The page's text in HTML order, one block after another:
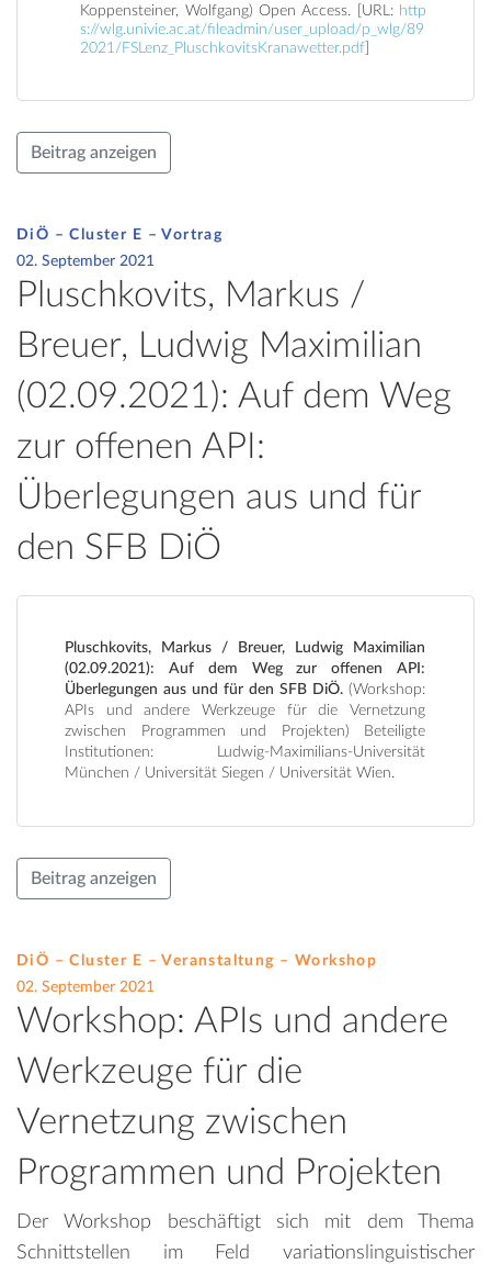
Koppensteiner, Wolfgang) Open Access. [URL: http
s://wlg.univie.ac.at/fileadmin/user_upload/p_wlg/89
2021/FSLenz_PluschkovitsKranawetter.pdf
Beitrag anzeigen
DiÖ – Cluster E – Vortrag
02. September 2021
Pluschkovits, Markus /
Breuer, Ludwig Maximilian
(02.09.2021): Auf dem Weg
zur offenen API:
Überlegungen aus und für
den SFB DiÖ
Pluschkovits, Markus / Breuer, Ludwig Maximilian
(02.09.2021): Auf dem Weg zur offenen API:
Überlegungen aus und für den SFB DiÖ. (Workshop:
APIs und andere Werkzeuge für die Vernetzung
zwischen Programmen und Projekten) Beteiligte
Institutionen: Ludwig-Maximilians-Universität
München / Universität Siegen / Universität Wien.
Beitrag anzeigen
DiÖ – Cluster E – Veranstaltung – Workshop
02. September 2021
Workshop: APIs und andere
Werkzeuge für die
Vernetzung zwischen
Programmen und Projekten
Der Workshop beschäftigt sich mit dem Thema
Schnittstellen im Feld variationslinguistischer